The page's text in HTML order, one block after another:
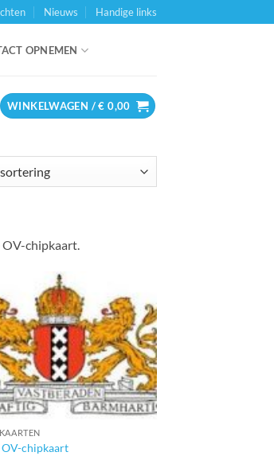
Nieuws Handige links
OPNEMEN
WINKELWAGEN /€ 0,00
OV-chipkaart.
OV-chipkaart